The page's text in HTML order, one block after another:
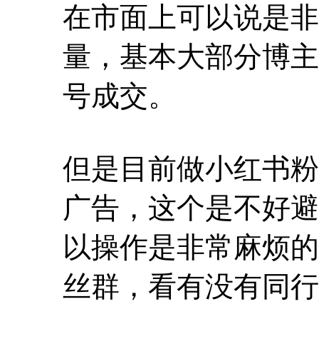
在市面上可以说是
量，基本大部分博
号成交。
但是目前做小红书
广告，这个是不好
以操作是非常麻烦
丝群，看有没有同